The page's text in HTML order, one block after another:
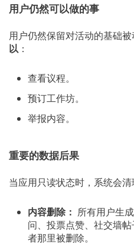
用户仍然可以做的事
用户仍然保留对活动的基础
以 ：
查看议程。
预订工作坊。
举报内容。
重要的数据后果
当应用只读状态时，系统会清
内容删除： 所有用户生
问、投票点赞、社交墙
者那里被删除。